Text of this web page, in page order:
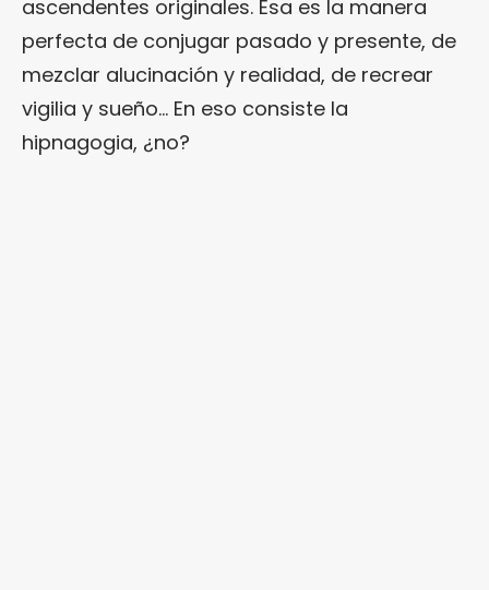
ascendentes originales. Esa es la manera
perfecta de conjugar pasado y presente, de
mezclar alucinación y realidad, de recrear
vigilia y sueño… En eso consiste la
hipnagogia, ¿no?